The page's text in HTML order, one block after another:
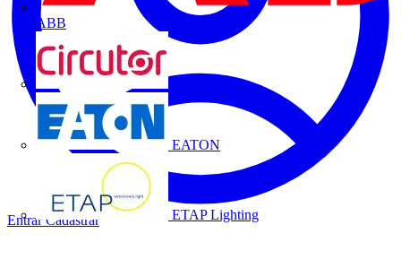
ABB
CIRCUTOR
EATON
ETAP Lighting
Entrar Cadastrar